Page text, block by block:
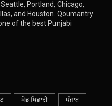
Portland, Chicago,
and Houston. Qoumantry
of the best Punjabi
ਖੇਡ ਖਿਡਾਰੀ ਪੰਜਾਬ